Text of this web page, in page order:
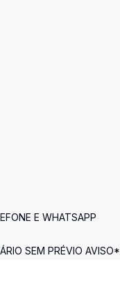
E WHATSAPP
SEM PRÉVIO AVISO*